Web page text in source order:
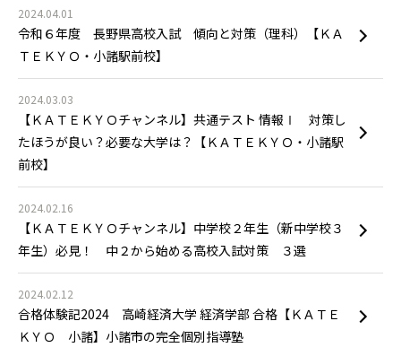
2024.04.01
令和６年度 長野県高校入試 傾向と対策（理科）【ＫＡ
ＴＥＫＹＯ・小諸駅前校】
2024.03.03
【ＫＡＴＥＫＹＯチャンネル】共通テスト 情報Ⅰ 対策し
たほうが良い？必要な大学は？【ＫＡＴＥＫＹＯ・小諸駅
前校】
2024.02.16
【ＫＡＴＥＫＹＯチャンネル】中学校２年生（新中学校３
年生）必見！ 中２から始める高校入試対策 ３選
2024.02.12
合格体験記2024 高崎経済大学 経済学部 合格【ＫＡＴＥ
ＫＹＯ 小諸】小諸市の完全個別指導塾